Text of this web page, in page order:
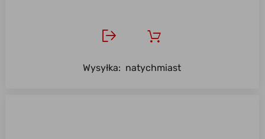
Wysyłka: natychmiast